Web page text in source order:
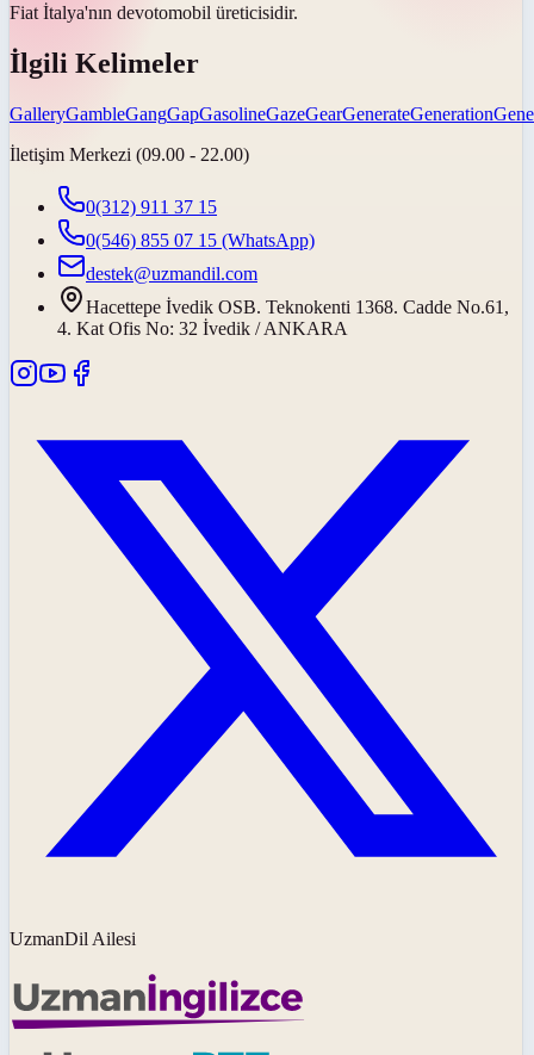
Fiat İtalya'nın devotomobil üreticisidir.
İlgili Kelimeler
GalleryGambleGangGapGasolineGazeGearGenerateGeneration
İletişim Merkezi (09.00 - 22.00)
0(312) 911 37 15
0(546) 855 07 15 (WhatsApp)
destek@uzmandil.com
Hacettepe İvedik OSB. Teknokenti 1368. Cadde No.61,
4. Kat Ofis No: 32 İvedik / ANKARA
UzmanDil Ailesi